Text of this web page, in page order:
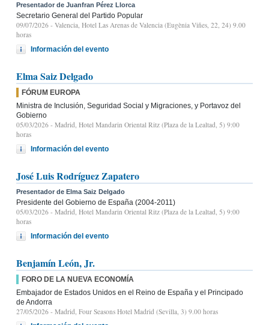
Presentador de Juanfran Pérez Llorca
Secretario General del Partido Popular
09/07/2026 - Valencia, Hotel Las Arenas de Valencia (Eugènia Viñes, 22, 24) 9.00
horas
Información del evento
Elma Saiz Delgado
FÓRUM EUROPA
Ministra de Inclusión, Seguridad Social y Migraciones, y Portavoz del
Gobierno
05/03/2026 - Madrid, Hotel Mandarin Oriental Ritz (Plaza de la Lealtad, 5) 9:00
horas
Información del evento
José Luis Rodríguez Zapatero
Presentador de Elma Saiz Delgado
Presidente del Gobierno de España (2004-2011)
05/03/2026 - Madrid, Hotel Mandarin Oriental Ritz (Plaza de la Lealtad, 5) 9:00
horas
Información del evento
Benjamín León, Jr.
FORO DE LA NUEVA ECONOMÍA
Embajador de Estados Unidos en el Reino de España y el Principado
de Andorra
27/05/2026 - Madrid, Four Seasons Hotel Madrid (Sevilla, 3) 9.00 horas